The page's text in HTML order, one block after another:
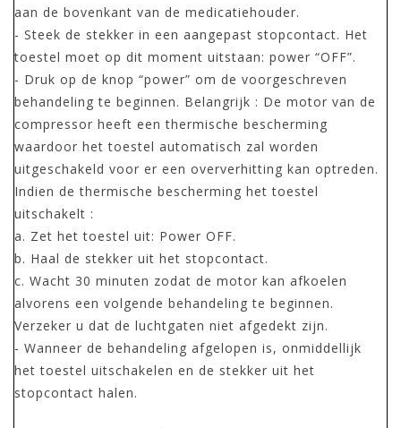
aan de bovenkant van de medicatiehouder.
- Steek de stekker in een aangepast stopcontact. Het
toestel moet op dit moment uitstaan: power “OFF”.
- Druk op de knop “power” om de voorgeschreven
behandeling te beginnen. Belangrijk : De motor van de
compressor heeft een thermische bescherming
waardoor het toestel automatisch zal worden
uitgeschakeld voor er een oververhitting kan optreden.
Indien de thermische bescherming het toestel
uitschakelt :
a. Zet het toestel uit: Power OFF.
b. Haal de stekker uit het stopcontact.
c. Wacht 30 minuten zodat de motor kan afkoelen
alvorens een volgende behandeling te beginnen.
Verzeker u dat de luchtgaten niet afgedekt zijn.
- Wanneer de behandeling afgelopen is, onmiddellijk
het toestel uitschakelen en de stekker uit het
stopcontact halen.